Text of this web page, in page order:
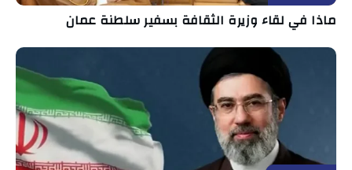
ماذا في لقاء وزيرة الثقافة بسفير سلطنة عمان